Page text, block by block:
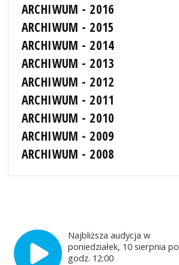
ARCHIWUM - 2016
ARCHIWUM - 2015
ARCHIWUM - 2014
ARCHIWUM - 2013
ARCHIWUM - 2012
ARCHIWUM - 2011
ARCHIWUM - 2010
ARCHIWUM - 2009
ARCHIWUM - 2008
Najbliższa audycja w
poniedziałek, 10 sierpnia po
godz. 12:00